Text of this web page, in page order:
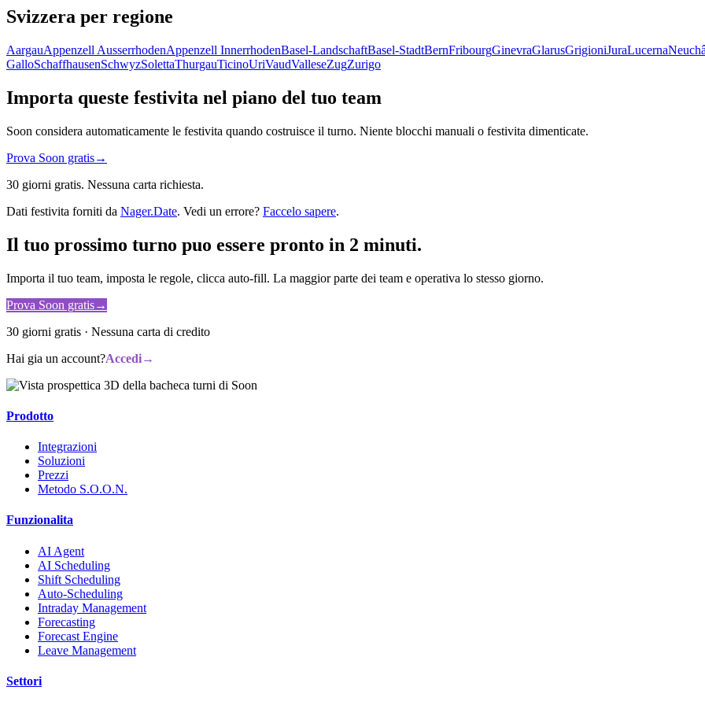
Svizzera per regione
AargauAppenzell AusserrhodenAppenzell InnerrhodenBasel-LandschaftBasel-StadtBernFribourgGinevraGlarusGrigioniJuraLucerna
GalloSchaffhausenSchwyzSolettaThurgauTicinoUriVaudValleseZugZurigo
Importa queste festivita nel piano del tuo team
Soon considera automaticamente le festivita quando costruisce il turno. Niente blocchi manuali o festivita dimenticate.
Prova Soon gratis→
30 giorni gratis. Nessuna carta richiesta.
Dati festivita forniti da Nager.Date. Vedi un errore? Faccelo sapere.
Il tuo prossimo turno puo essere pronto in 2 minuti.
Importa il tuo team, imposta le regole, clicca auto-fill. La maggior parte dei team e operativa lo stesso giorno.
Prova Soon gratis→
30 giorni gratis · Nessuna carta di credito
Hai gia un account?Accedi→
Prodotto
Integrazioni
Soluzioni
Prezzi
Metodo S.O.O.N.
Funzionalita
AI Agent
AI Scheduling
Shift Scheduling
Auto-Scheduling
Intraday Management
Forecasting
Forecast Engine
Leave Management
Settori